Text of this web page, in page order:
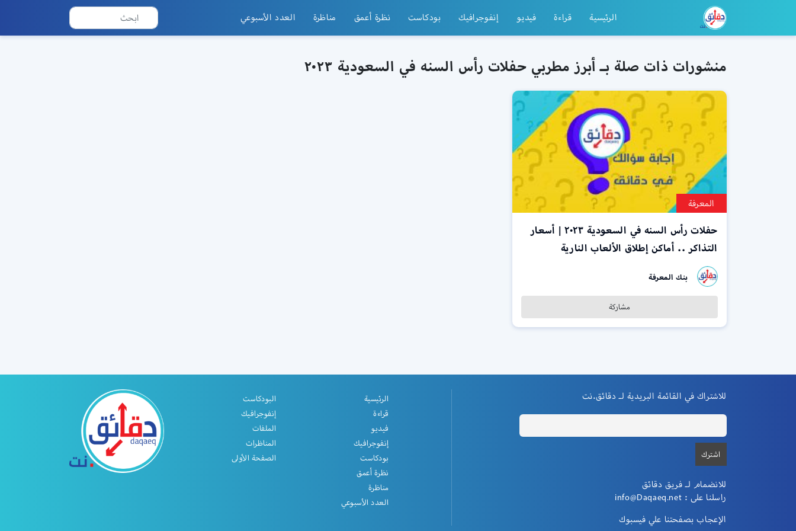
الرئيسية قراءة فيديو إنفوجرافيك بودكاست نظرة أعمق مناظرة العدد الأسبوعي
منشورات ذات صلة بـ أبرز مطربي حفلات رأس السنه في السعودية ٢٠٢٣
المعرفة
حفلات رأس السنه في السعودية ٢٠٢٣ | أسعار
التذاكر .. أماكن إطلاق الألعاب النارية
بنك المعرفة
مشاركة
للاشتراك في القائمة البريدية لـ دقائق.نت
للانضمام لـ فريق دقائق
راسلنا على : info@Daqaeq.net
الإعجاب بصفحتنا علي فيسبوك
الرئيسية
قراءة
فيديو
إنفوجرافيك
بودكاست
نظرة أعمق
مناظرة
العدد الأسبوعي
البودكاست
إنفوجرافيك
الملفات
المناظرات
الصفحة الأولى